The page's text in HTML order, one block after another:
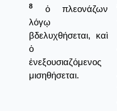
8
ὁ πλεονάζων
λόγῳ
βδελυχθήσεται, καὶ
ὁ
ἐνεξουσιαζόμενος
μισηθήσεται.